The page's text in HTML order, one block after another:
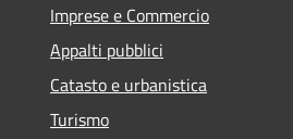
Imprese e Commercio
Appalti pubblici
Catasto e urbanistica
Turismo